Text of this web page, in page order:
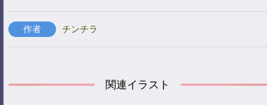
作者 チンチラ
関連イラスト